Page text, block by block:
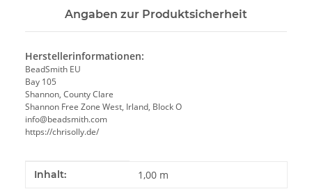
Angaben zur Produktsicherheit
Herstellerinformationen:
BeadSmith EU
Bay 105
Shannon, County Clare
Shannon Free Zone West, Irland, Block O
info@beadsmith.com
https://chrisolly.de/
Produkteigenschaft
Wert
Inhalt: 1,00 m